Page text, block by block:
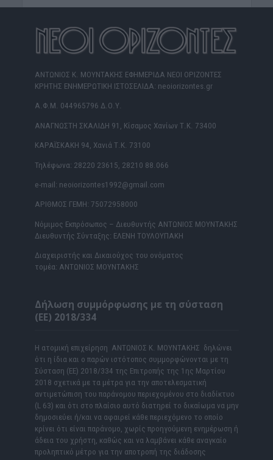
ΑΝΤΩΝΙΟΣ Κ. ΜΟΥΝΤΑΚΗΣ ΕΦΗΜΕΡΙΔΑ ΝΕΟΙ ΟΡΙΖΟΝΤΕΣ
ΚΡΗΤΗΣ ΕΝΗΜΕΡΩΤΙΚΗ ΙΣΤΟΣΕΛΙΔΑ: neoiorizontes.gr
Α.Φ.Μ. 044965796 Δ.Ο.Υ.
ΑΝΑΓΝΩΣΤΗ ΣΚΑΛΙΔΗ 91, Κίσαμος Χανίων Τ.Κ. 73400
ΚΑΡΑΪΣΚΑΚΗ 94, Χανιά Τ.Κ. 73100
Τηλέφωνα: 28220 23615, 28210 88.066
e-mail: neoiorizontes1992@gmail.com
ΑΡΙΘΜΟΣ ΓΕΜΗ: 75072958000
Νόμιμος Εκπρόσωπος – Διευθυντής ΑΝΤΩΝΙΟΣ ΜΟΥΝΤΑΚΗΣ
Διευθυντής Σύνταξης: ΕΛΕΝΗ ΤΟΥΛΟΥΠΑΚΗ
Διαχειριστής και Δικαιούχος του ονόματος
τομέα: ΑΝΤΩΝΙΟΣ ΜΟΥΝΤΑΚΗΣ
Δήλωση συμμόρφωσης με τη σύσταση
(ΕΕ) 2018/334
Η ατομική επιχείρηση ΑΝΤΩΝΙΟΣ Κ. ΜΟΥΝΤΑΚΗΣ δηλώνει
ότι η ίδια και ο παρών ιστότοπος συμμορφώνονται με τη
Σύσταση (ΕΕ) 2018/334 της Επιτροπής της 1ης Μαρτίου
2018 σχετικά με τα μέτρα για την αποτελεσματική
αντιμετώπιση του παράνομου περιεχομένου στο διαδίκτυο
(L 63) και ότι στο πλαίσιο αυτό διατηρεί το δικαίωμα να μην
δημοσιεύει ή/και να αφαιρεί κάθε περιεχόμενο το οποίο
κρίνει ότι είναι παράνομο, χωρίς προηγούμενη ενημέρωση ή
άδεια του χρήστη, καθώς και να λαμβάνει κάθε αναγκαίο
προληπτικό μέτρο για την αποτροπή της διάδοσης